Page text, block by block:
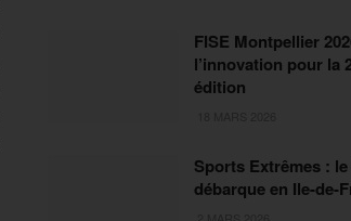
FISE Montpellier
l’innovation pour la
édition
Sports Extrêmes : le
débarque en Ile-de-